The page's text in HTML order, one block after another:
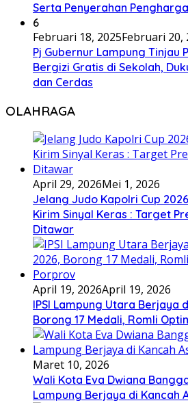
Serta Penyerahan
6
Februari 18, 2025Februari 20,
Pj Gubernur Lampung Tinjau
Bergizi Gratis di Sekolah,
dan Cerdas
OLAHRAGA
April 29, 2026Mei 1, 2026
Jelang Judo Kapolri Cup
Kirim Sinyal Keras : Target
Ditawar
April 19, 2026April 19, 2026
IPSI Lampung Utara Berjaya
Borong 17 Medali, Romli
Maret 10, 2026
Wali Kota Eva Dwiana
Lampung Berjaya di Kancah